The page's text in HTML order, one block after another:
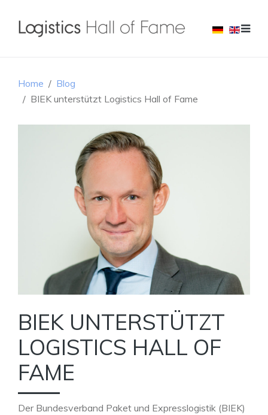
Home
Blog
BIEK unterstützt Logistics Hall of Fame
BIEK UNTERSTÜTZT
LOGISTICS HALL OF
FAME
Der Bundesverband Paket und Expresslogistik (BIEK)